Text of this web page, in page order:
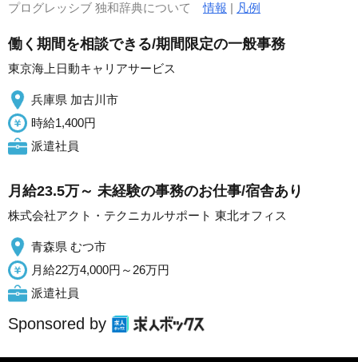
プログレッシブ 独和辞典について情報 | 凡例
働く期間を相談できる/期間限定の一般事務
東京海上日動キャリアサービス
兵庫県 加古川市
時給1,400円
派遣社員
月給23.5万～ 未経験の事務のお仕事/宿舎あり
株式会社アクト・テクニカルサポート 東北オフィス
青森県 むつ市
月給22万4,000円～26万円
派遣社員
Sponsored by